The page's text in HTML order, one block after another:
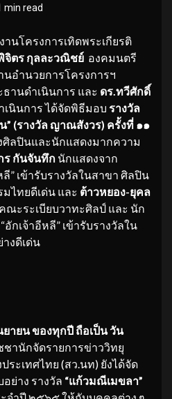
min read
ครงการเทิดพระเกียรติ
จิตร กุลละวณิชย์ องคมนตรี
อำนวยการโครงการฯ
ธานดำเนินการ และ ดร.ทวีศักดิ์
เนินการ ได้จัดพิธีมอบ รางวัล
(รางวัล ญาณสังวร) ครั้งที่ ๑๑
ศิลปินและนักแสดงมากความ
ร กันจันทึก นักแสดงจาก
” เข้ารับรางวัลในสาขา ศิลปิน
ไทยดีเด่น และ ต้าวหยอง-ยุคล
ณะระเบียบวาทะศิลป์ และ นัก
กเจ้าอีหลี” เข้ารับรางวัลใน
งดีเด่น
ายน ของทุกปี ถือเป็น วัน
านักจัดรายการข่าววิทยุ
ะเทศไทย (สว.นท) ยังได้จัด
ย่าง รางวัล “แก้วมณีเมขลา”